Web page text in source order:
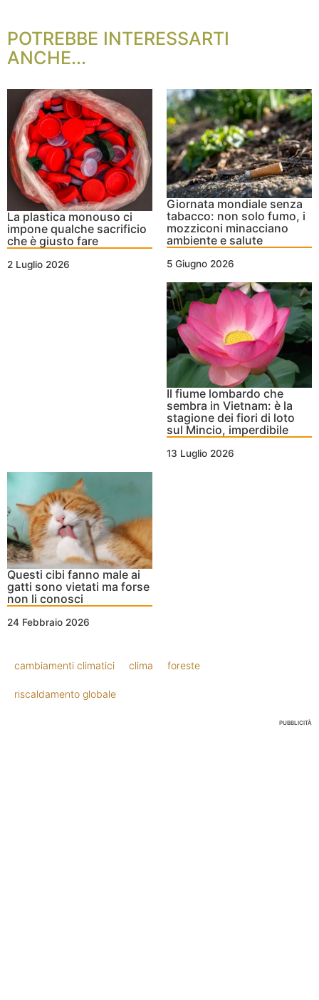
POTREBBE INTERESSARTI
ANCHE...
La plastica monouso ci
impone qualche sacrificio
che è giusto fare
2 Luglio 2026
Giornata mondiale senza
tabacco: non solo fumo, i
mozziconi minacciano
ambiente e salute
5 Giugno 2026
Il fiume lombardo che
sembra in Vietnam: è la
stagione dei fiori di loto
sul Mincio, imperdibile
13 Luglio 2026
Questi cibi fanno male ai
gatti sono vietati ma forse
non li conosci
24 Febbraio 2026
cambiamenti climatici clima foreste
riscaldamento globale
PUBBLICITÀ